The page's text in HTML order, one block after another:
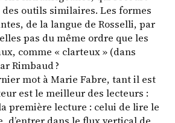
outils similaires. Les formes
de la langue de Rosselli, par
pas du même ordre que les
comme « clarteux » (dans
Rimbaud ?
mot à Marie Fabre, tant il est
est le meilleur des lecteurs :
première lecture : celui de lire le